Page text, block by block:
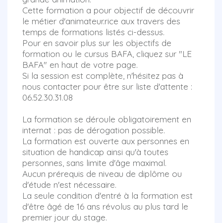
Cette formation a pour objectif de découvrir
le métier d'animateur.rice aux travers des
temps de formations listés ci-dessus.
Pour en savoir plus sur les objectifs de
formation ou le cursus BAFA, cliquez sur "LE
BAFA" en haut de votre page.
Si la session est complète, n'hésitez pas à
nous contacter pour être sur liste d'attente :
06.52.30.31.08
La formation se déroule obligatoirement en
internat : pas de dérogation possible.
La formation est ouverte aux personnes en
situation de handicap ainsi qu'à toutes
personnes, sans limite d'âge maximal.
Aucun prérequis de niveau de diplôme ou
d'étude n'est nécessaire.
La seule condition d'entré à la formation est
d'être âgé de 16 ans révolus au plus tard le
premier jour du stage.